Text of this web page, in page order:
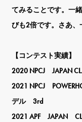
てみることです。一
びも2倍です。さあ、
【コンテスト実績】
2020 NPCJ JAPAN
2021 NPCJ
デル 3rd
2021 APF JAPAN